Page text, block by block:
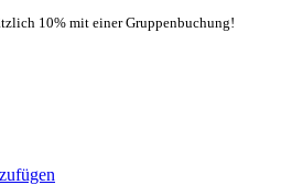
10% mit einer Gruppenbuchung!